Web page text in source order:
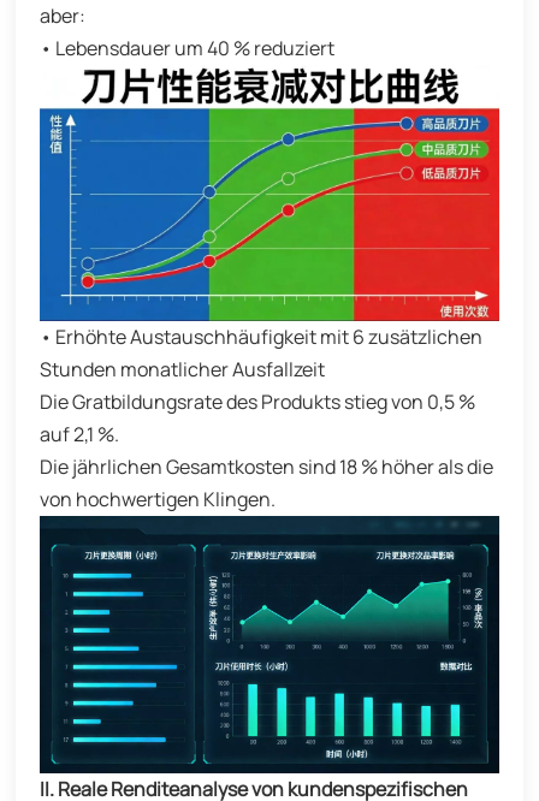
aber:
• Lebensdauer um 40 % reduziert
• Erhöhte Austauschhäufigkeit mit 6 zusätzlichen
Stunden monatlicher Ausfallzeit
Die Gratbildungsrate des Produkts stieg von 0,5 %
auf 2,1 %.
Die jährlichen Gesamtkosten sind 18 % höher als die
von hochwertigen Klingen.
II. Reale Renditeanalyse von kundenspezifischen